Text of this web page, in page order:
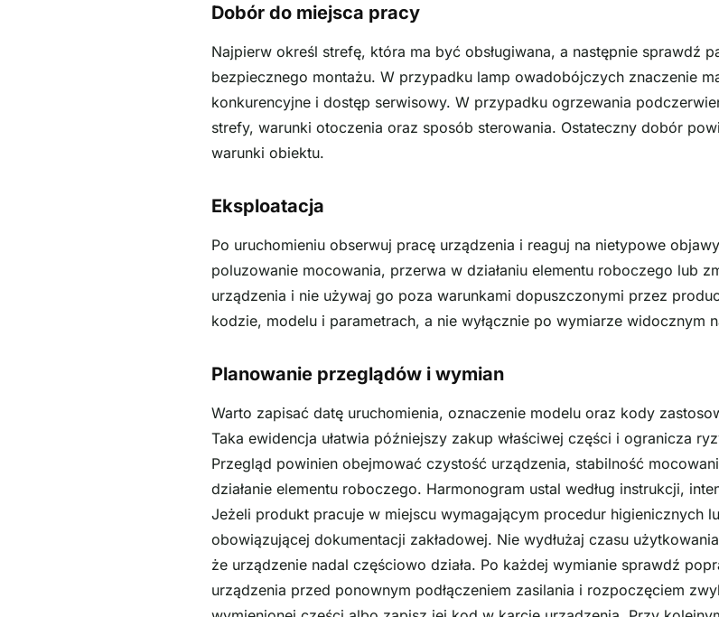
Dobór do miejsca pracy
Najpierw określ strefę, która ma być obsługiwana, a następnie sprawdź
bezpiecznego montażu. W przypadku lamp owadobójczych znaczenie
konkurencyjne i dostęp serwisowy. W przypadku ogrzewania
strefy, warunki otoczenia oraz sposób sterowania. Ostateczny dobór
warunki obiektu.
Eksploatacja
Po uruchomieniu obserwuj pracę urządzenia i reaguj na nietypowe
poluzowanie mocowania, przerwa w działaniu elementu roboczego lub
urządzenia i nie używaj go poza warunkami dopuszczonymi przez
kodzie, modelu i parametrach, a nie wyłącznie po wymiarze widocznym
Planowanie przeglądów i wymian
Warto zapisać datę uruchomienia, oznaczenie modelu oraz kody
Taka ewidencja ułatwia późniejszy zakup właściwej części i ogranicza
Przegląd powinien obejmować czystość urządzenia, stabilność
działanie elementu roboczego. Harmonogram ustal według instrukcji,
Jeżeli produkt pracuje w miejscu wymagającym procedur higienicznych
obowiązującej dokumentacji zakładowej. Nie wydłużaj czasu
że urządzenie nadal częściowo działa. Po każdej wymianie sprawdź
urządzenia przed ponownym podłączeniem zasilania i rozpoczęciem